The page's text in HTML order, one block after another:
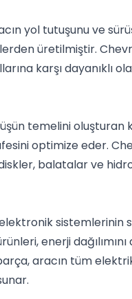
yol tutuşunu ve
üretilmiştir.
karşı
temelini oluşturan
optimize eder.
balatalar ve
sistemlerinin
enerji
aracın tüm